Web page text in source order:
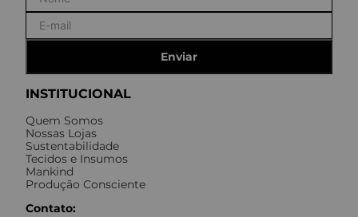
INSTITUCIONAL
Quem Somos
Nossas Lojas
Sustentabilidade
Tecidos e Insumos
Mankind
Produção Consciente
Contato:
Enviar